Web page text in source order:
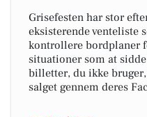
Grisefesten har stor
eksisterende venteliste
kontrollere bordplaner
situationer som at
billetter, du ikke
salget gennem deres